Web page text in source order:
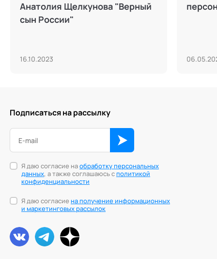
Анатолия Щелкунова "Верный
сын России"
16.10.2023
Подписаться на рассылку
Я даю согласие наобработку персональных
данных, а также соглашаюсь сполитикой
конфиденциальности
Я даю согласие на получение информационных
и маркетинговых рассылок